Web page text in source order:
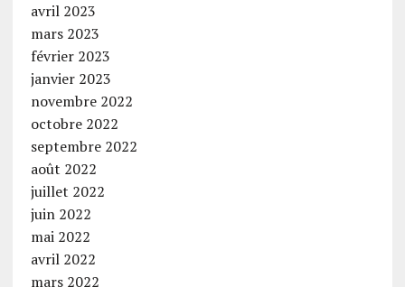
avril 2023
mars 2023
février 2023
janvier 2023
novembre 2022
octobre 2022
septembre 2022
août 2022
juillet 2022
juin 2022
mai 2022
avril 2022
mars 2022